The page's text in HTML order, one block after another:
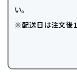
い。
※配送日は注文後